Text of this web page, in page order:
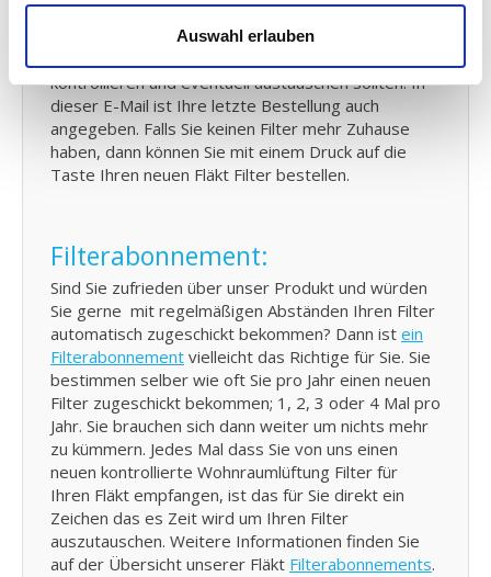
Auswahl erlauben
Sie bekommen alle sechs Monate eine Erinnerungs-
Email von uns, für jeden Moment an dem Sie Ihren
kontrollieren und eventuell austauschen sollten. In
dieser E-Mail ist Ihre letzte Bestellung auch
angegeben. Falls Sie keinen Filter mehr Zuhause
haben, dann können Sie mit einem Druck auf die
Taste Ihren neuen Fläkt Filter bestellen.
Filterabonnement:
Sind Sie zufrieden über unser Produkt und würden
Sie gerne mit regelmäßigen Abständen Ihren Filter
automatisch zugeschickt bekommen? Dann ist ein
Filterabonnement vielleicht das Richtige für Sie. Sie
bestimmen selber wie oft Sie pro Jahr einen neuen
Filter zugeschickt bekommen; 1, 2, 3 oder 4 Mal pro
Jahr. Sie brauchen sich dann weiter um nichts mehr
zu kümmern. Jedes Mal dass Sie von uns einen
neuen kontrollierte Wohnraumlüftung Filter für
Ihren Fläkt empfangen, ist das für Sie direkt ein
Zeichen das es Zeit wird um Ihren Filter
auszutauschen. Weitere Informationen finden Sie
auf der Übersicht unserer Fläkt Filterabonnements.